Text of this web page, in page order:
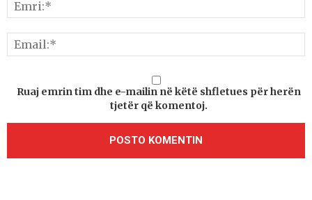
Ruaj emrin tim dhe e-mailin në këtë shfletues për herën
tjetër që komentoj.